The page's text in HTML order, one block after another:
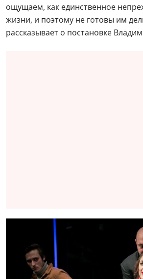
ощущаем, как единственное
жизни, и поэтому не готовы им
рассказывает о постановке